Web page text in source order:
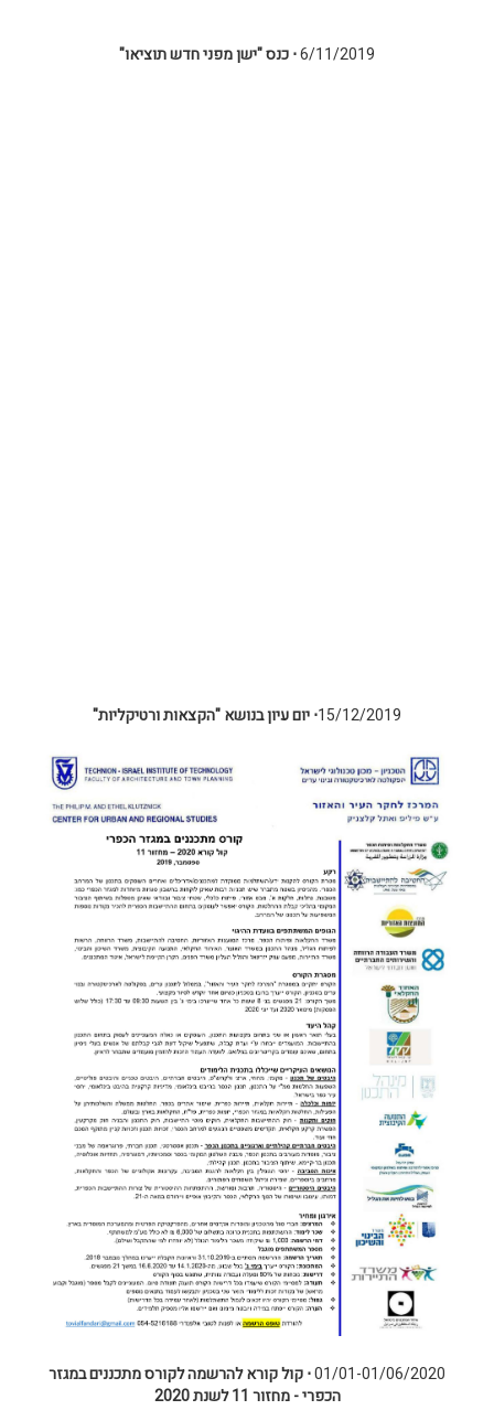
6/11/2019
⋅כנס "ישן מפני חדש תוציאו"
15/12/2019
⋅יום עיון בנושא "הקצאות ורטיקליות"
01/01-01/06/2020
⋅קול קורא להרשמה לקורס מתכננים במגזר
הכפרי - מחזור 11 לשנת 2020